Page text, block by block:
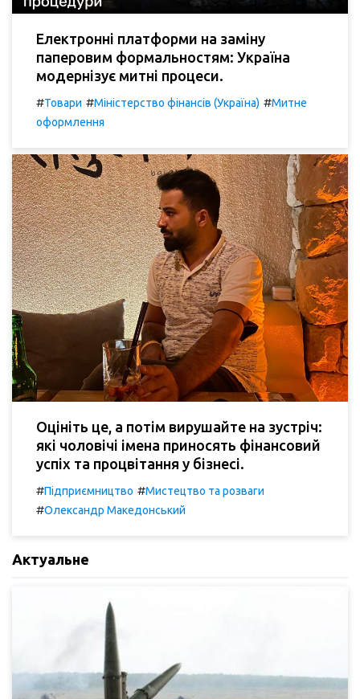
Електронні платформи на заміну
паперовим формальностям: Україна
модернізує митні процеси.
#Товари #Міністерство фінансів (Україна) #Митне
оформлення
Оцініть це, а потім вирушайте на зустріч:
які чоловічі імена приносять фінансовий
успіх та процвітання у бізнесі.
#Підприємництво #Мистецтво та розваги
#Олександр Македонський
Актуальне